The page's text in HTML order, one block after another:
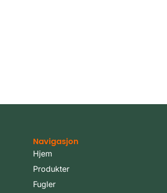
Navigasjon
Hjem
Produkter
Fugler